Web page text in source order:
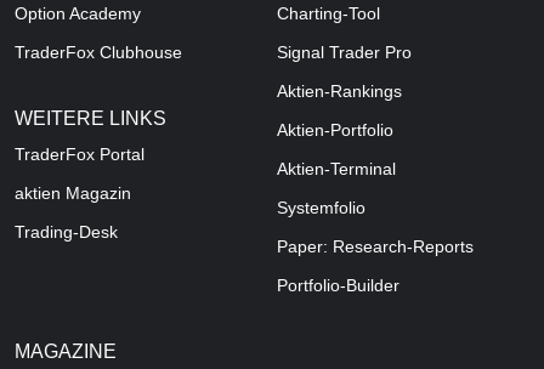
Option Academy
TraderFox Clubhouse
WEITERE LINKS
TraderFox Portal
aktien Magazin
Trading-Desk
Charting-Tool
Signal Trader Pro
Aktien-Rankings
Aktien-Portfolio
Aktien-Terminal
Systemfolio
Paper: Research-Reports
Portfolio-Builder
MAGAZINE